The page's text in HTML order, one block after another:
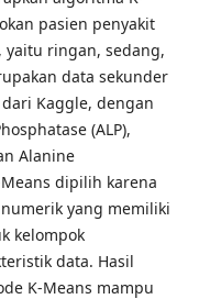
pasien penyakit
yaitu ringan, sedang,
data sekunder
Kaggle, dengan
(ALP),
Alanine
dipilih karena
yang memiliki
kelompok
data. Hasil
K-Means mampu